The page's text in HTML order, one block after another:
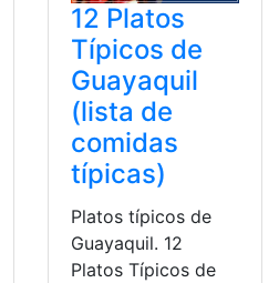
12 Platos
Típicos de
Guayaquil
(lista de
comidas
típicas)
Platos típicos de
Guayaquil. 12
Platos Típicos de